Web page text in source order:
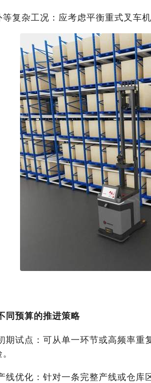
复杂工况：应考虑平衡重式叉车
同预算的推进策略
期试点：可从单一环节或高频率
线优化：针对一条完整产线或仓